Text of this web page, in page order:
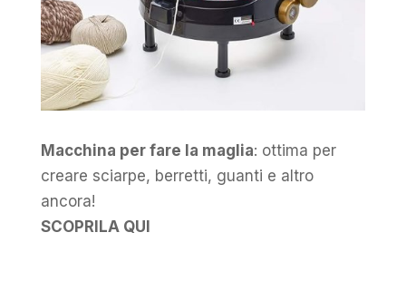
Macchina per fare la maglia: ottima per
creare sciarpe, berretti, guanti e altro
ancora!
SCOPRILA QUI